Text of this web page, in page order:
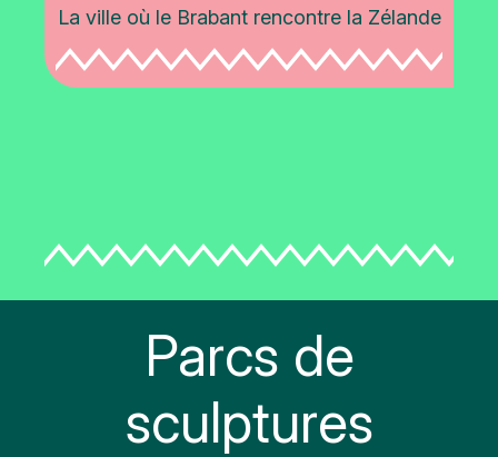
La ville où le Brabant rencontre la Zélande
Parcs de
sculptures